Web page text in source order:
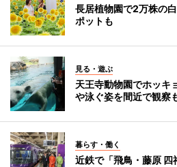
長居植物園で2万株の
ポットも
見る・遊ぶ
天王寺動物園でホッ
や泳ぐ姿を間近で観察
暮らす・働く
近鉄で「飛鳥・藤原